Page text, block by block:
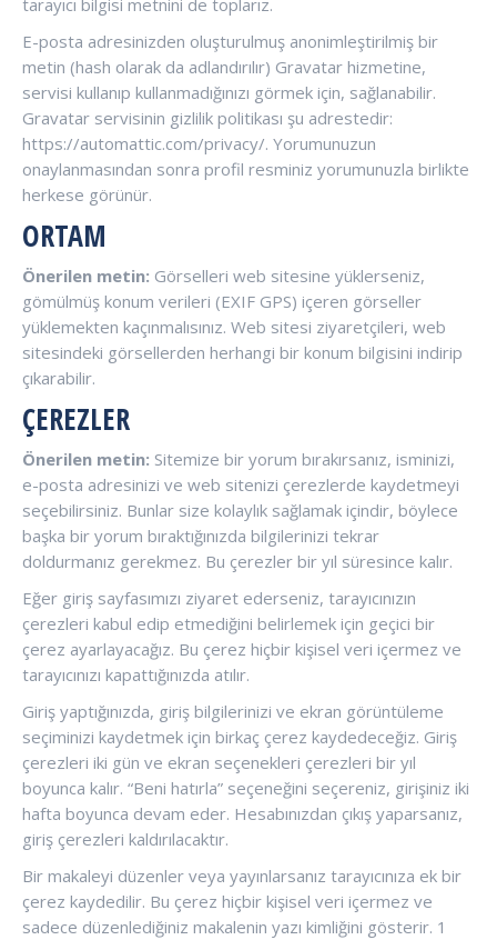
tarayıcı bilgisi metnini de toplarız.
E-posta adresinizden oluşturulmuş anonimleştirilmiş bir
metin (hash olarak da adlandırılır) Gravatar hizmetine,
servisi kullanıp kullanmadığınızı görmek için, sağlanabilir.
Gravatar servisinin gizlilik politikası şu adrestedir:
https://automattic.com/privacy/. Yorumunuzun
onaylanmasından sonra profil resminiz yorumunuzla birlikte
herkese görünür.
ORTAM
Önerilen metin: Görselleri web sitesine yüklerseniz,
gömülmüş konum verileri (EXIF GPS) içeren görseller
yüklemekten kaçınmalısınız. Web sitesi ziyaretçileri, web
sitesindeki görsellerden herhangi bir konum bilgisini indirip
çıkarabilir.
ÇEREZLER
Önerilen metin: Sitemize bir yorum bırakırsanız, isminizi,
e-posta adresinizi ve web sitenizi çerezlerde kaydetmeyi
seçebilirsiniz. Bunlar size kolaylık sağlamak içindir, böylece
başka bir yorum bıraktığınızda bilgilerinizi tekrar
doldurmanız gerekmez. Bu çerezler bir yıl süresince kalır.
Eğer giriş sayfasımızı ziyaret ederseniz, tarayıcınızın
çerezleri kabul edip etmediğini belirlemek için geçici bir
çerez ayarlayacağız. Bu çerez hiçbir kişisel veri içermez ve
tarayıcınızı kapattığınızda atılır.
Giriş yaptığınızda, giriş bilgilerinizi ve ekran görüntüleme
seçiminizi kaydetmek için birkaç çerez kaydedeceğiz. Giriş
çerezleri iki gün ve ekran seçenekleri çerezleri bir yıl
boyunca kalır. “Beni hatırla” seçeneğini seçereniz, girişiniz iki
hafta boyunca devam eder. Hesabınızdan çıkış yaparsanız,
giriş çerezleri kaldırılacaktır.
Bir makaleyi düzenler veya yayınlarsanız tarayıcınıza ek bir
çerez kaydedilir. Bu çerez hiçbir kişisel veri içermez ve
sadece düzenlediğiniz makalenin yazı kimliğini gösterir. 1